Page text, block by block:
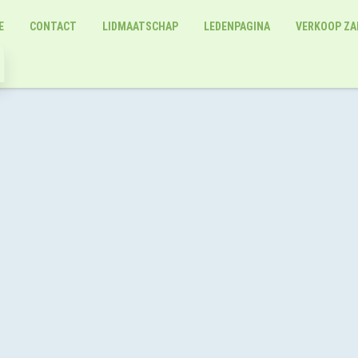
CONTACT LIDMAATSCHAP LEDENPAGINA VERKOOP